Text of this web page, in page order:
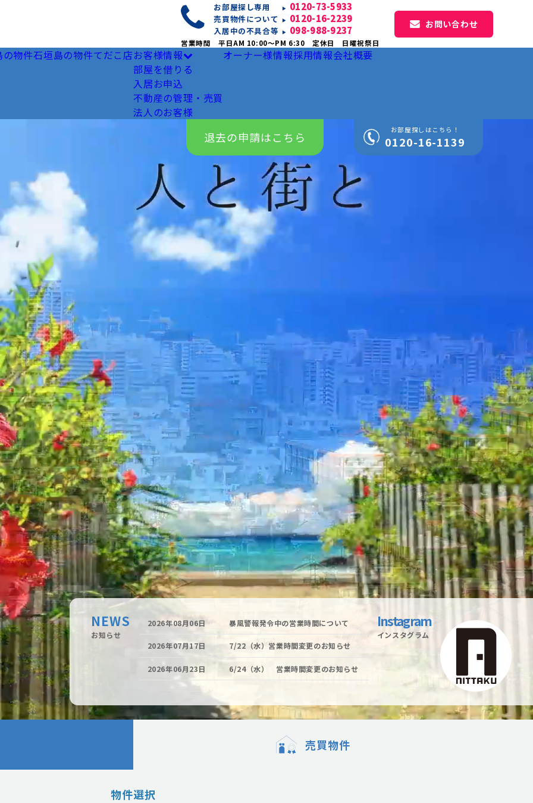
お部屋探し専用 0120-73-5933
売買物件について 0120-16-2239
入居中の不具合等 098-988-9237
営業時間 平日AM 10:00〜PM 6:30 定休日 日曜祝祭日
お問い合わせ
の物件石垣島の物件てだこ店お客様情報
部屋を借りる
入居お申込
不動産の管理・売買
法人のお客様
オーナー様情報採用情報会社概要
退去の申請はこちら お部屋探しはこちら！
0120-16-1139
NEWS
お知らせ
2026年08月06日 暴風警報発令中の営業時間について
2026年07月17日 7/22（水）営業時間変更のお知らせ
2026年06月23日 6/24（水） 営業時間変更のお知らせ
Instagram
インスタグラム
売買物件
物件選択